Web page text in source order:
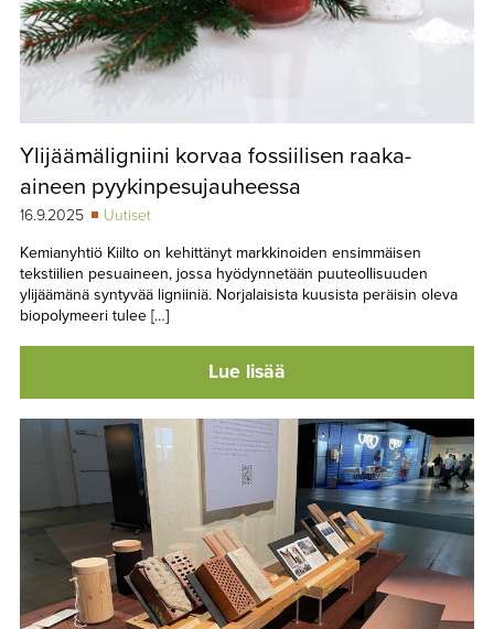
Ylijäämäligniini korvaa fossiilisen raaka-
aineen pyykinpesujauheessa
16.9.2025
Uutiset
Kemianyhtiö Kiilto on kehittänyt markkinoiden ensimmäisen
tekstiilien pesuaineen, jossa hyödynnetään puuteollisuuden
ylijäämänä syntyvää ligniiniä. Norjalaisista kuusista peräisin oleva
biopolymeeri tulee […]
Lue lisää